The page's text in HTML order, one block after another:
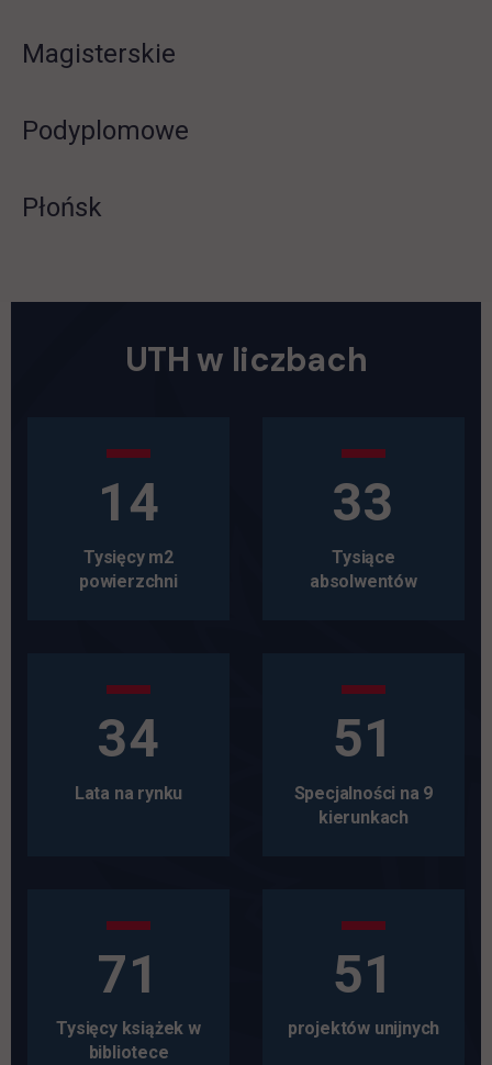
Magisterskie
Podyplomowe
Płońsk
UTH w liczbach
14
Tysięcy m2
powierzchni
33
Tysiące
absolwentów
34
Lata na rynku
51
Specjalności na 9
kierunkach
71
Tysięcy książek w
bibliotece
51
projektów unijnych